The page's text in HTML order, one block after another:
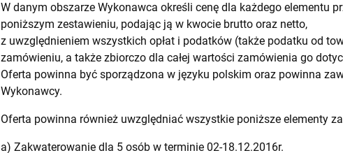
W danym obszarze Wykonawca określi cenę dla każdego elementu
poniższym zestawieniu, podając ją w kwocie brutto oraz netto,
z uwzględnieniem wszystkich opłat i podatków (także podatku od
zamówieniu, a także zbiorczo dla całej wartości zamówienia go
Oferta powinna być sporządzona w języku polskim oraz powinna
Wykonawcy.
Oferta powinna również uwzględniać wszystkie poniższe elementy
a) Zakwaterowanie dla 5 osób w terminie 02-18.12.2016r.